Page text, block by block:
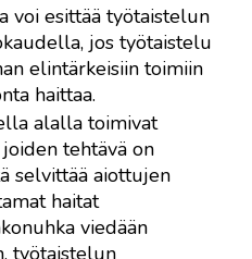
voi esittää työtaistelun
jos työtaistelu
elintärkeisiin toimiin
haittaa.
alalla toimivat
tehtävä on
selvittää aiottujen
haitat
viedään